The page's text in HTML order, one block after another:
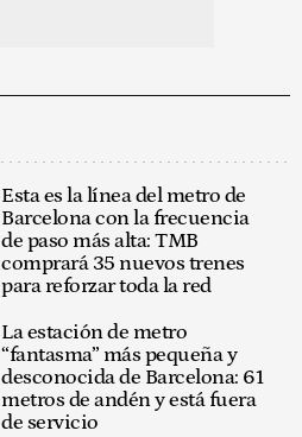
Esta es la línea del metro de
Barcelona con la frecuencia
de paso más alta: TMB
comprará 35 nuevos trenes
para reforzar toda la red
La estación de metro
“fantasma” más pequeña y
desconocida de Barcelona: 61
metros de andén y está fuera
de servicio